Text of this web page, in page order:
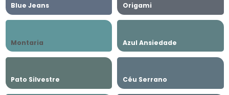
Blue Jeans Origami
Montaria Azul Ansiedade
Pato Silvestre Céu Serrano